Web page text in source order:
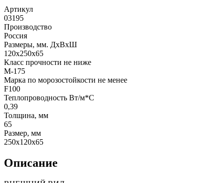
Артикул
03195
Производство
Россия
Размеры, мм. ДхВхШ
120x250x65
Класс прочности не ниже
М-175
Марка по морозостойкости не менее
F100
Теплопроводность Вт/м*С
0,39
Толщина, мм
65
Размер, мм
250x120x65
Описание